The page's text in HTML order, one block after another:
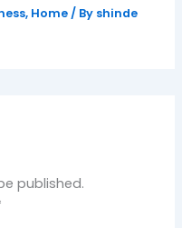
, Home / By shinde
published.